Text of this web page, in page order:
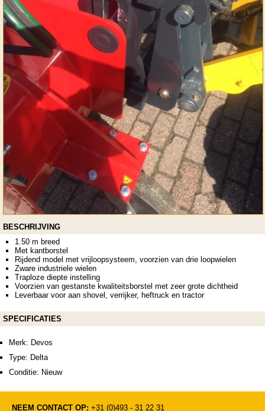
BESCHRIJVING
1.50 m breed
Met kantborstel
Rijdend model met vrijloopsysteem, voorzien van drie loopwielen
Zware industriele wielen
Traploze diepte instelling
Voorzien van gestanste kwaliteitsborstel met zeer grote dichtheid
Leverbaar voor aan shovel, verrijker, heftruck en tractor
SPECIFICATIES
Merk: Devos
Type: Delta
Conditie: Nieuw
NEEM CONTACT OP: +31 (0)493 - 31 22 31